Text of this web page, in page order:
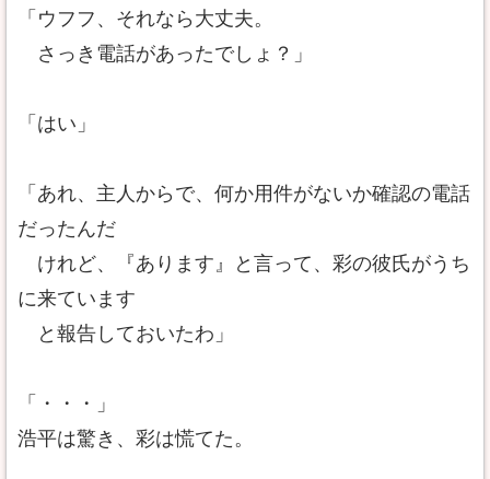
「ウフフ、それなら大丈夫。
さっき電話があったでしょ？」
「はい」
「あれ、主人からで、何か用件がないか確認の電話
だったんだ
けれど、『あります』と言って、彩の彼氏がうち
に来ています
と報告しておいたわ」
「・・・」
浩平は驚き、彩は慌てた。